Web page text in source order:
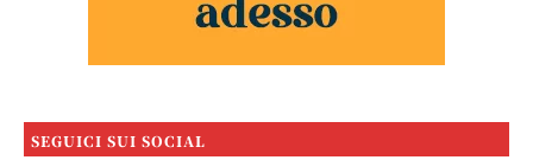
SEGUICI SUI SOCIAL